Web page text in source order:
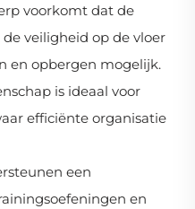
voorkomt dat de
veiligheid op de vloer
en opbergen mogelijk.
is ideaal voor
efficiënte organisatie
een
en